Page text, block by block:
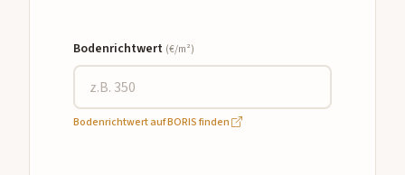
Bodenrichtwert (€/m²)
Bodenrichtwert auf BORIS finden